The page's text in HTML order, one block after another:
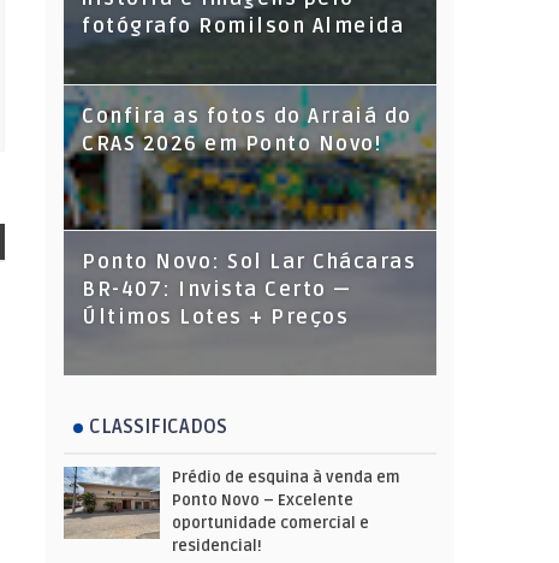
fotógrafo Romilson Almeida
Confira as fotos do Arraiá do
CRAS 2026 em Ponto Novo!
Ponto Novo: Sol Lar Chácaras
BR-407: Invista Certo —
Últimos Lotes + Preços
CLASSIFICADOS
Prédio de esquina à venda em
Ponto Novo – Excelente
oportunidade comercial e
residencial!